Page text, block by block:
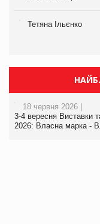
Тетяна Ільєнко
18 червня 2026 |
3-4 вересня Виставки
2026: Власна марка -